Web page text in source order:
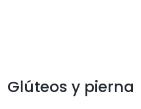
Glúteos y pierna